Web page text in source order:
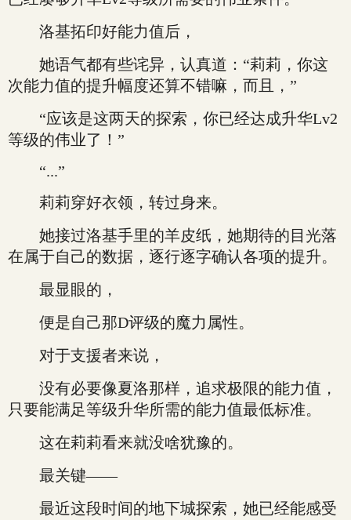
洛基拓印好能力值后，
她语气都有些诧异，认真道：“莉莉，你这
次能力值的提升幅度还算不错嘛，而且，”
“应该是这两天的探索，你已经达成升华Lv2
等级的伟业了！”
“...”
莉莉穿好衣领，转过身来。
她接过洛基手里的羊皮纸，她期待的目光落
在属于自己的数据，逐行逐字确认各项的提升。
最显眼的，
便是自己那D评级的魔力属性。
对于支援者来说，
没有必要像夏洛那样，追求极限的能力值，
只要能满足等级升华所需的能力值最低标准。
这在莉莉看来就没啥犹豫的。
最关键——
最近这段时间的地下城探索，她已经能感受